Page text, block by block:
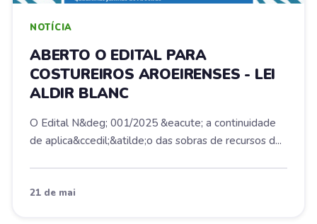
NOTÍCIA
ABERTO O EDITAL PARA
COSTUREIROS AROEIRENSES - LEI
ALDIR BLANC
O Edital N&deg; 001/2025 &eacute; a continuidade
de aplica&ccedil;&atilde;o das sobras de recursos d...
21 de mai